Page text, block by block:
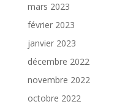
mars 2023
février 2023
janvier 2023
décembre 2022
novembre 2022
octobre 2022